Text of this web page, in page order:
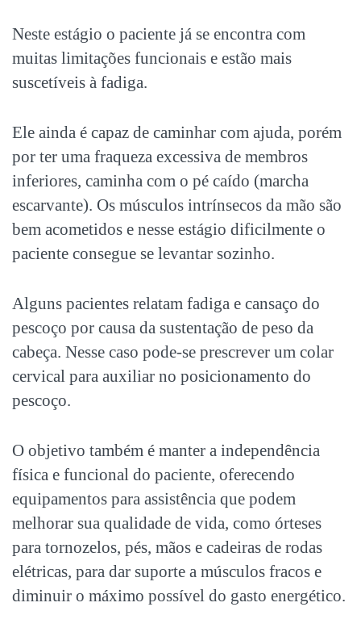
Neste estágio o paciente já se encontra com
muitas limitações funcionais e estão mais
suscetíveis à fadiga.
Ele ainda é capaz de caminhar com ajuda, porém
por ter uma fraqueza excessiva de membros
inferiores, caminha com o pé caído (marcha
escarvante). Os músculos intrínsecos da mão são
bem acometidos e nesse estágio dificilmente o
paciente consegue se levantar sozinho.
Alguns pacientes relatam fadiga e cansaço do
pescoço por causa da sustentação de peso da
cabeça. Nesse caso pode-se prescrever um colar
cervical para auxiliar no posicionamento do
pescoço.
O objetivo também é manter a independência
física e funcional do paciente, oferecendo
equipamentos para assistência que podem
melhorar sua qualidade de vida, como órteses
para tornozelos, pés, mãos e cadeiras de rodas
elétricas, para dar suporte a músculos fracos e
diminuir o máximo possível do gasto energético.